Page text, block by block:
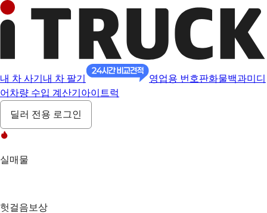
내 차 사기 내 차 팔기 영업용 번호판화물백과미디
어 차량 수입 계산기 아이트럭
딜러 전용 로그인
실매물
헛걸음보상